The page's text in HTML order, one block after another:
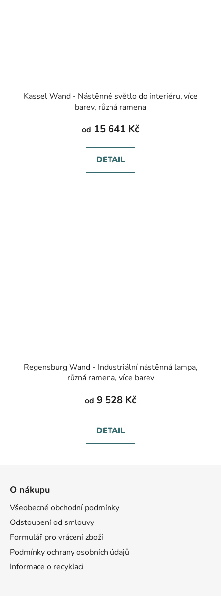
Kassel Wand - Nástěnné světlo do interiéru, více
barev, různá ramena
od 15 641 Kč
DETAIL
Regensburg Wand - Industriální nástěnná lampa,
různá ramena, více barev
od 9 528 Kč
DETAIL
O nákupu
Všeobecné obchodní podmínky
Odstoupení od smlouvy
Formulář pro vrácení zboží
Podmínky ochrany osobních údajů
Informace o recyklaci